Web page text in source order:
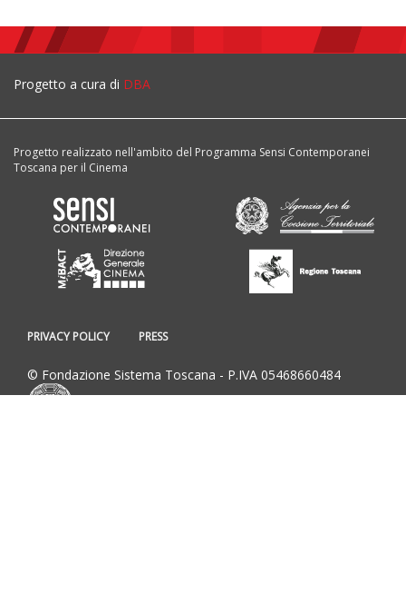
Progetto a cura di DBA
Progetto realizzato nell'ambito del Programma Sensi Contemporanei
Toscana per il Cinema
PRIVACY POLICY PRESS
© Fondazione Sistema Toscana - P.IVA 05468660484